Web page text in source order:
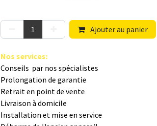
Ajouter au panier
Nos s​ervices:
Conseils par nos spé​cialistes
Prolongation de garantie
Retrait en point de vente
Livraison à domicile
Installation et mise en service